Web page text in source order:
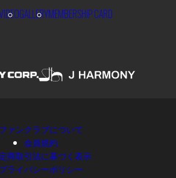
GALLERYMEMBERSHIP CARD
ファンクラブについて
会員規約
商取引法に基づく表示
プライバシーポリシー